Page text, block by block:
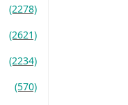
(2278)
(2621)
(2234)
(570)